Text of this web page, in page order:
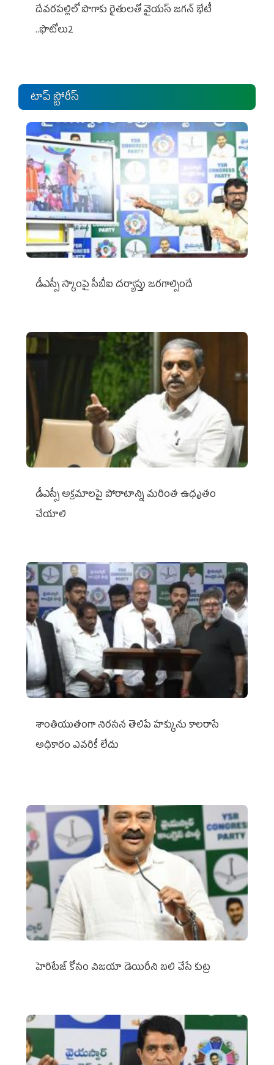
దేవరపల్లిలో పొగాకు రైతులతో వైయస్ జగన్ భేటీ
..ఫొటోలు2
టాప్ స్టోరీస్
డీఎస్సీ స్కాంపై సీబీఐ దర్యాప్తు జరగాల్సిందే
డీఎస్సీ అక్రమాలపై పోరాటాన్ని మరింత ఉధృతం
చేయాలి
శాంతియుతంగా నిరసన తెలిపే హక్కును కాలరాసే
అధికారం ఎవరికీ లేదు
హెరిటేజ్ కోసం విజయా డెయిరీని బలి చేసే కుట్ర‌